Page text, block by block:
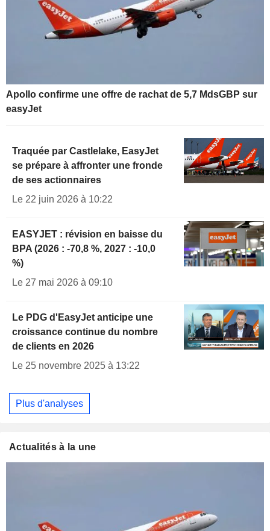
Apollo confirme une offre de rachat de 5,7 MdsGBP sur
easyJet
Traquée par Castlelake, EasyJet
se prépare à affronter une fronde
de ses actionnaires
Le 22 juin 2026 à 10:22
EASYJET : révision en baisse du
BPA (2026 : -70,8 %, 2027 : -10,0
%)
Le 27 mai 2026 à 09:10
Le PDG d'EasyJet anticipe une
croissance continue du nombre
de clients en 2026
Le 25 novembre 2025 à 13:22
Plus d'analyses
Actualités à la une